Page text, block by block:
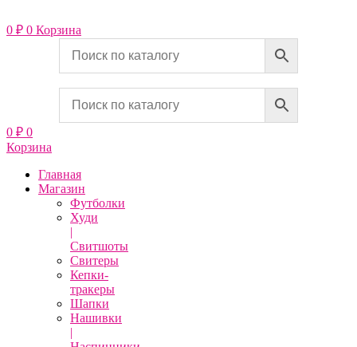
к
содержимому
0 ₽ 0 Корзина
0 ₽ 0
Корзина
Главная
Магазин
Футболки
Худи
|
Свитшоты
Свитеры
Кепки-
тракеры
Шапки
Нашивки
|